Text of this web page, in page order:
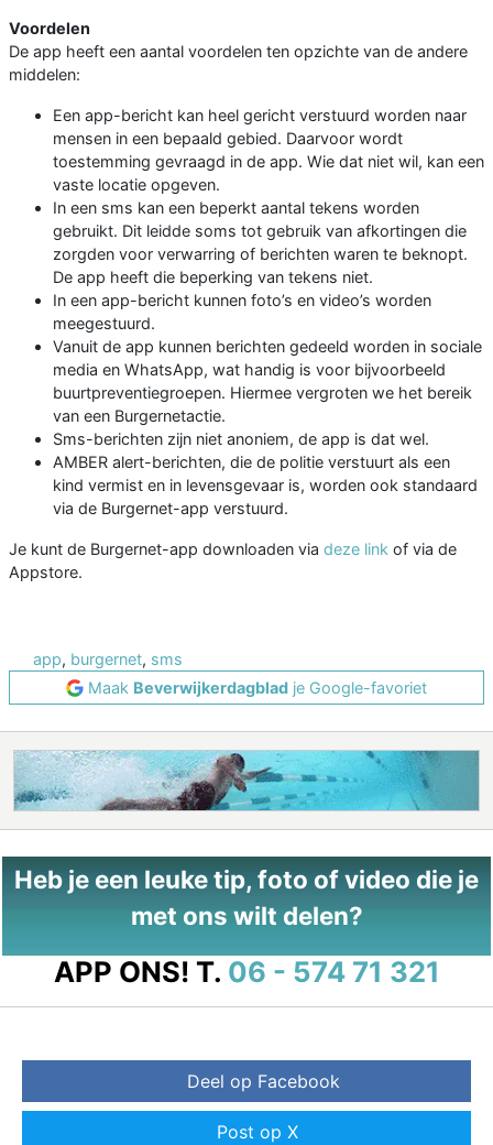
Voordelen
De app heeft een aantal voordelen ten opzichte van de andere
middelen:
Een app-bericht kan heel gericht verstuurd worden naar
mensen in een bepaald gebied. Daarvoor wordt
toestemming gevraagd in de app. Wie dat niet wil, kan een
vaste locatie opgeven.
In een sms kan een beperkt aantal tekens worden
gebruikt. Dit leidde soms tot gebruik van afkortingen die
zorgden voor verwarring of berichten waren te beknopt.
De app heeft die beperking van tekens niet.
In een app-bericht kunnen foto’s en video’s worden
meegestuurd.
Vanuit de app kunnen berichten gedeeld worden in sociale
media en WhatsApp, wat handig is voor bijvoorbeeld
buurtpreventiegroepen. Hiermee vergroten we het bereik
van een Burgernetactie.
Sms-berichten zijn niet anoniem, de app is dat wel.
AMBER alert-berichten, die de politie verstuurt als een
kind vermist en in levensgevaar is, worden ook standaard
via de Burgernet-app verstuurd.
Je kunt de Burgernet-app downloaden via deze link of via de
Appstore.
app, burgernet, sms
Maak Beverwijkerdagblad je Google-favoriet
Heb je een leuke tip, foto of video die je
met ons wilt delen?
APP ONS! T. 06 - 574 71 321
Deel op Facebook
Post op X